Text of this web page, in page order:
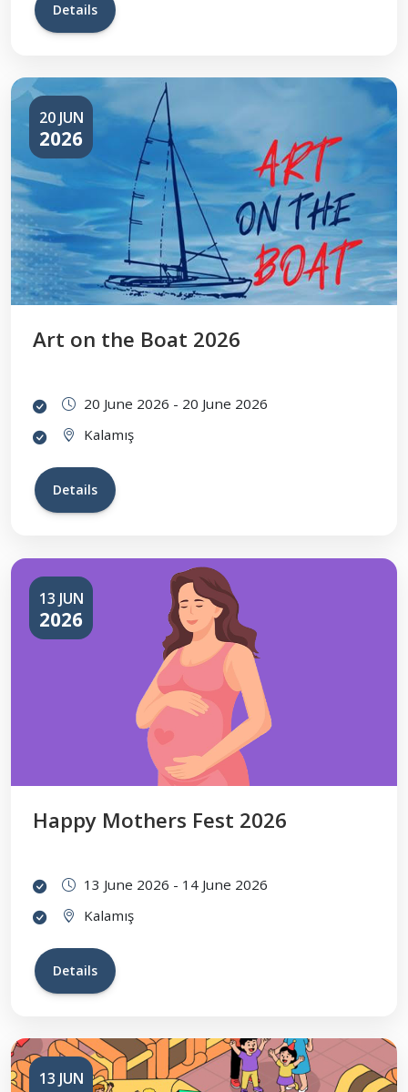
Details
20 JUN
2026
Art on the Boat 2026
20 June 2026 - 20 June 2026
Kalamış
Details
13 JUN
2026
Happy Mothers Fest 2026
13 June 2026 - 14 June 2026
Kalamış
Details
13 JUN